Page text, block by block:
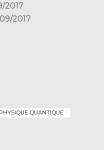
2017
2017
PHYSIQUE QUANTIQUE